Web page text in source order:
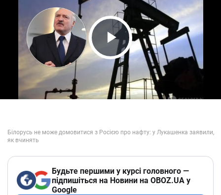
Play Video
Будьте першими у курсі головного —
підпишіться на Новини на OBOZ.UA у
Google